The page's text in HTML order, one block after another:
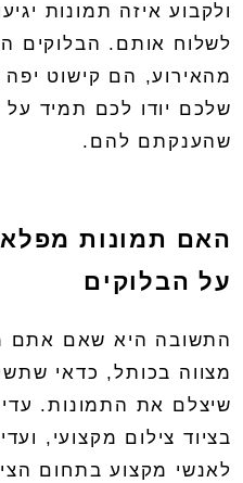
ולקבוע איזה תמונות
לשלוח אותם. הבלוקים
מהאירוע, הם קישוט
שלכם יודו לכם תמיד
שהענקתם להם.
האם תמונות
על הבלוקים
התשובה היא שאם אתם
מצווה בכותל, כדאי
שיצלם את התמונות.
בציוד צילום מקצועי,
לאנשי מקצוע בתחום